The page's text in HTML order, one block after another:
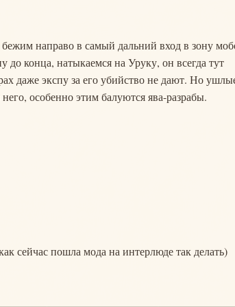
направо в самый дальний вход в зону
до конца, натыкаемся на Уруку, он всегда тут
даже экспу за его убийство не дают. Но
особенно этим балуются ява-разрабы.
сейчас пошла мода на интерлюде так делать)